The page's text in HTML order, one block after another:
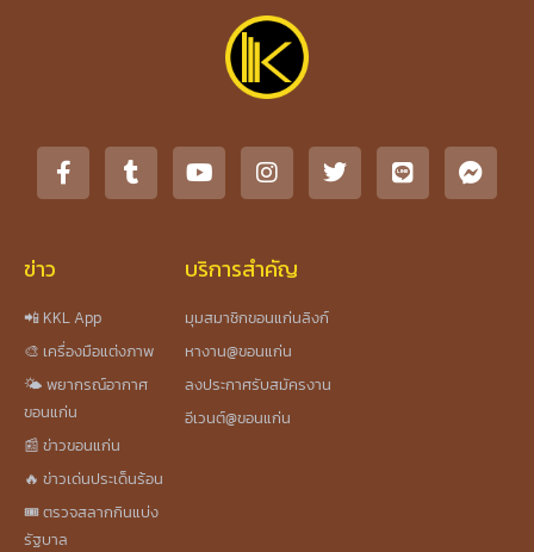
ข่าว
📲 KKL App
🎨 เครื่องมือแต่งภาพ
🌤️ พยากรณ์อากาศ
ขอนแก่น
📰 ข่าวขอนแก่น
🔥 ข่าวเด่นประเด็นร้อน
🎟️ ตรวจสลากกินแบ่ง
รัฐบาล
บริการสำคัญ
มุมสมาชิกขอนแก่นลิงก์
หางาน@ขอนแก่น
ลงประกาศรับสมัครงาน
อีเวนต์@ขอนแก่น